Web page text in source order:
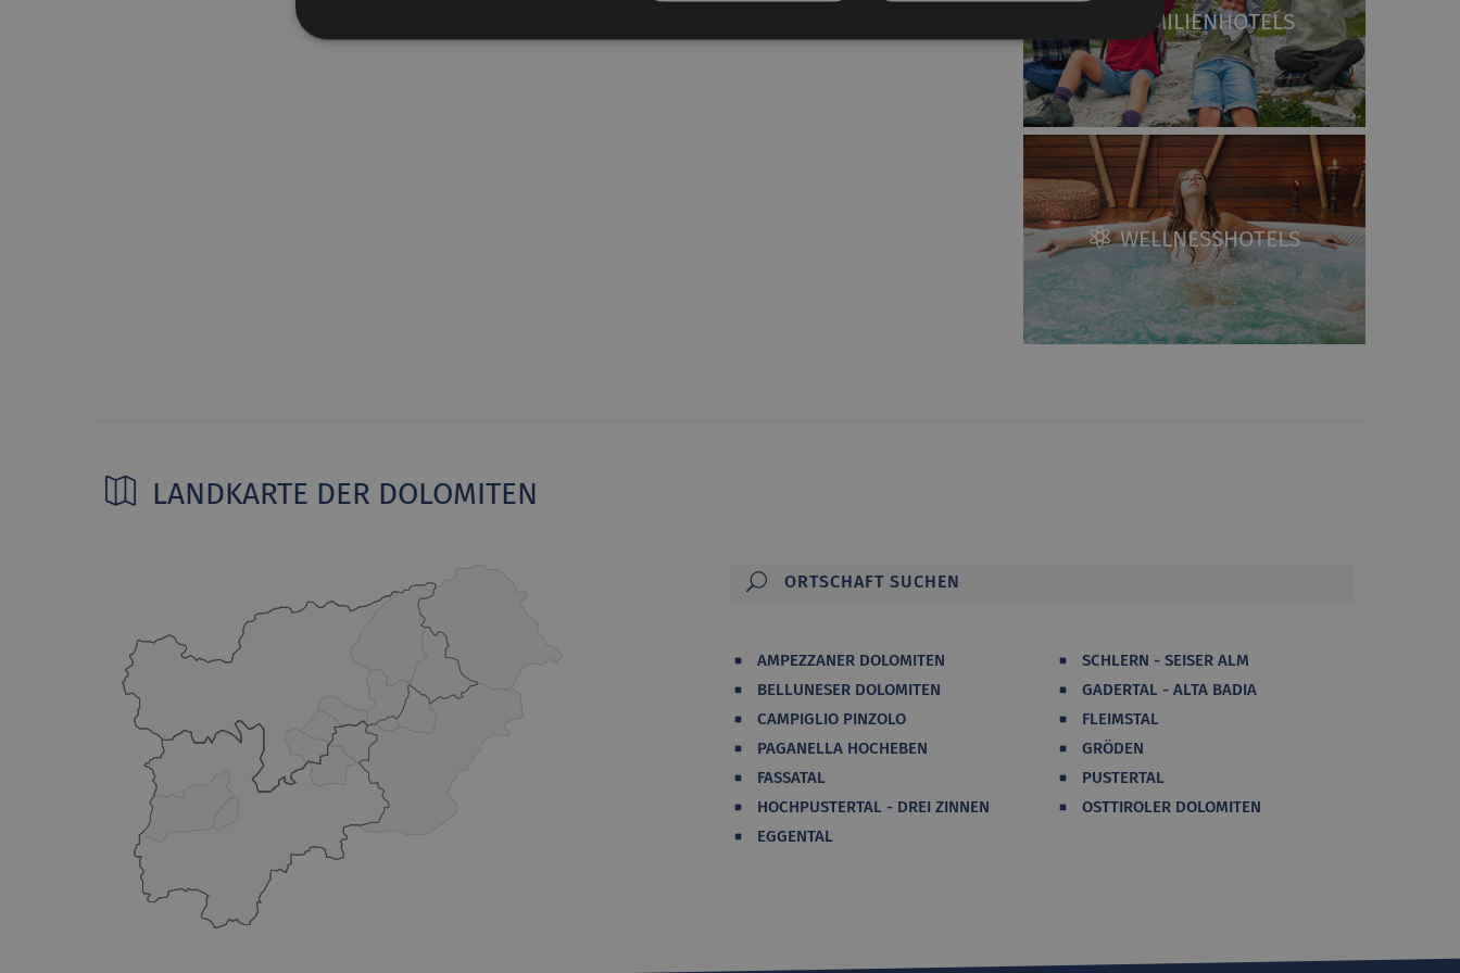
FAMILIENHOTELS
WELLNESSHOTELS
LANDKARTE DER DOLOMITEN
AMPEZZANER DOLOMITEN
BELLUNESER DOLOMITEN
CAMPIGLIO PINZOLO
PAGANELLA HOCHEBEN
FASSATAL
HOCHPUSTERTAL - DREI ZINNEN
EGGENTAL
SCHLERN - SEISER ALM
GADERTAL - ALTA BADIA
FLEIMSTAL
GRÖDEN
PUSTERTAL
OSTTIROLER DOLOMITEN